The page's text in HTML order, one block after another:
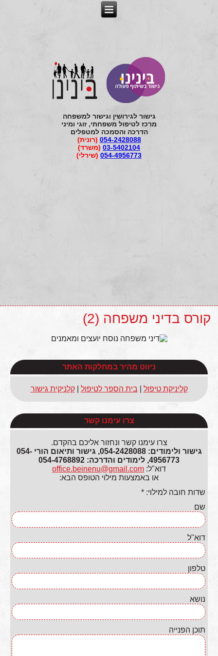
גישור לגירושין וגישור למשפחה
מרכז לטיפול משפחתי, זוגי ומיני
הדרכה והסמכה למטפלים
054-2428088 (רונית)
03-5402104 (משרד)
054-4956773 (שירלי)
קורס בדיני משפחה (2)
ניווט מהיר במחלקות האתר
קליניקת טיפול בית הספר לטיפול |קלניקית גישור
צרו עימנו קשר
צרו עימנו קשר ונחזור אליכם בהקדם.
גישור ולימודים: 054-2428088, גישור ותיאום הורי 054-
4956773, לימודים והדרכה: 054-4768892
דוא"ל: office.beinenu@gmail.com
או באמצעות מילוי הטופס הבא:
שדות חובה למילוי: *
שם
דוא"ל
טלפון
נושא
תוכן הפנייה